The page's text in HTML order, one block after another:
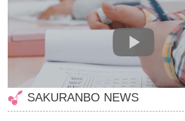
SAKURANBO NEWS